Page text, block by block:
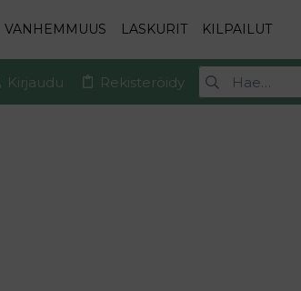
VANHEMMUUS LASKURIT KILPAILUT
Kirjaudu Rekisteröidy